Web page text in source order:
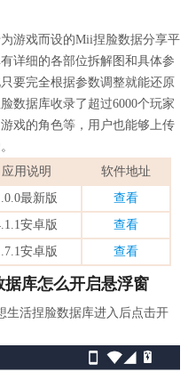
游戏而设的Mii捏脸数据分享平
详细的各部位拆解图和具体参
要完全根据参数调整就能还原
数据库收录了超过6000个玩家
戏的角色等，用户也能够上传
应用说明
软件地址
最新版
查看
安卓版
查看
安卓版 查看
库怎么开启悬浮窗
生活捏脸数据库进入后点击开